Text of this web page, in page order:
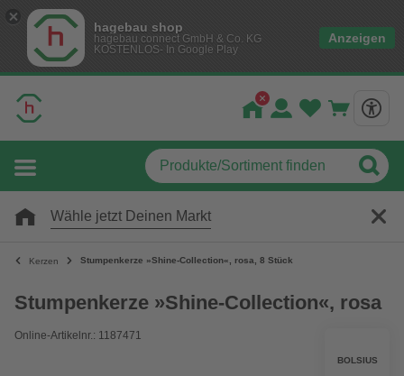
hagebau shop
hagebau connect GmbH & Co. KG
KOSTENLOS- In Google Play
Anzeigen
Wähle jetzt Deinen Markt
Kerzen Stumpenkerze »Shine-Collection«, rosa, 8 Stück
Stumpenkerze »Shine-Collection«, rosa
Online-Artikelnr.: 1187471
BOLSIUS